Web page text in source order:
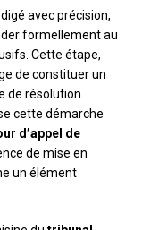
avec précision,
formellement au
Cette étape,
de constituer un
de résolution
cette démarche
d’appel de
de mise en
un élément